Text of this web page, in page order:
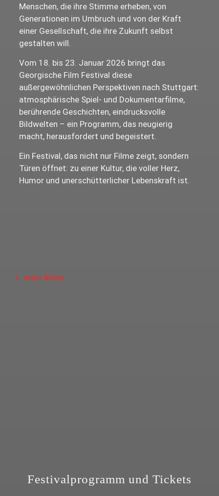
Menschen, die ihre Stimme erheben, von
Generationen im Umbruch und von der Kraft
einer Gesellschaft, die ihre Zukunft selbst
gestalten will.
Vom 18. bis 23. Januar 2026 bringt das
Georgische Film Festival diese
außergewöhnlichen Perspektiven nach Stuttgart:
atmosphärische Spiel- und Dokumentarfilme,
berührende Geschichten, eindrucksvolle
Bildwelten – ein Programm, das neugierig
macht, herausfordert und begeistert.
Ein Festival, das nicht nur Filme zeigt, sondern
Türen öffnet: zu einer Kultur, die voller Herz,
Humor und unerschütterlicher Lebenskraft ist.
+ mehr Bilder
Festivalprogramm und Tickets